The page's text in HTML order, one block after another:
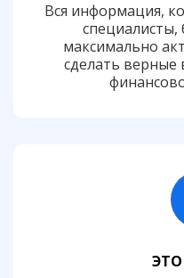
Вся информация,
специалисты,
максимально
сделать